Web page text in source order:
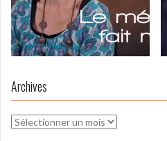
Archives
Archives